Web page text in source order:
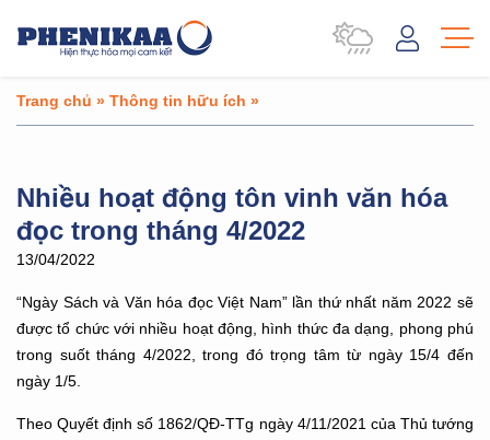
Trang chủ » Thông tin hữu ích »
Nhiều hoạt động tôn vinh văn hóa
đọc trong tháng 4/2022
13/04/2022
“Ngày Sách và Văn hóa đọc Việt Nam” lần thứ nhất năm 2022 sẽ
được tổ chức với nhiều hoạt động, hình thức đa dạng, phong phú
trong suốt tháng 4/2022, trong đó trọng tâm từ ngày 15/4 đến
ngày 1/5.
Theo Quyết định số 1862/QĐ-TTg ngày 4/11/2021 của Thủ tướng